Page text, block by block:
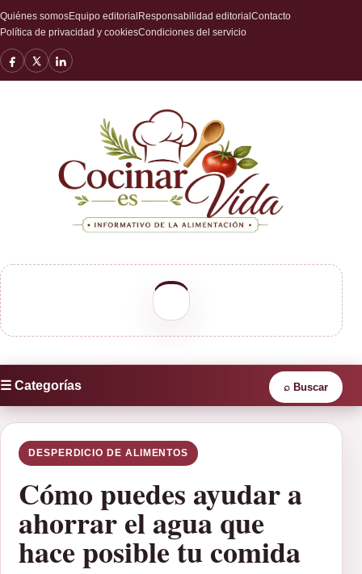
Quiénes somosEquipo editorial Responsabilidad editorial Contacto
Política de privacidad y cookiesCondiciones del servicio
☰ Categorías ⌕ Buscar
DESPERDICIO DE ALIMENTOS
Cómo puedes ayudar a
ahorrar el agua que
hace posible tu comida